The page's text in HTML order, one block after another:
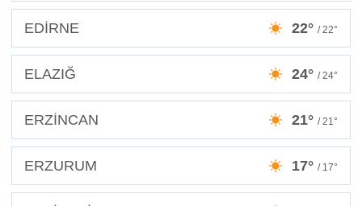
EDİRNE 22° / 22°
ELAZIĞ 24° / 24°
ERZİNCAN 21° / 21°
ERZURUM 17° / 17°